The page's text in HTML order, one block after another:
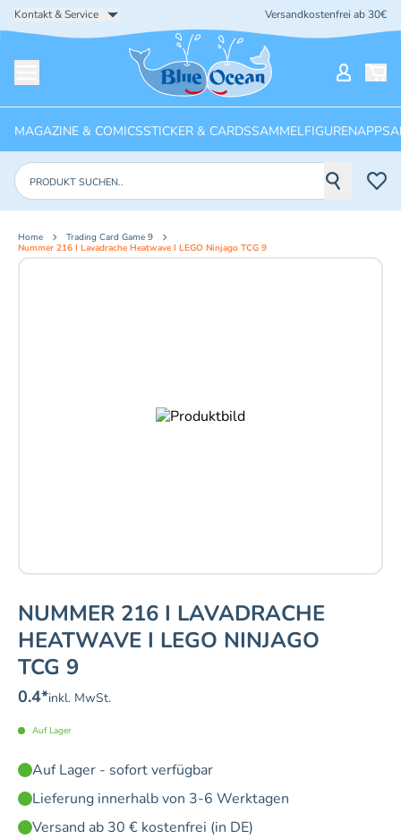
Kontakt & Service Versandkostenfrei ab 30€
Startseite
MAGAZINE & COMICSSTICKER & CARDSSAMMELFIGURENAPPS
Produkte suchen
Home
Trading Card Game 9
Nummer 216 I Lavadrache Heatwave I LEGO Ninjago TCG 9
NUMMER 216 I LAVADRACHE
HEATWAVE I LEGO NINJAGO
TCG 9
0.4*inkl. MwSt.
Auf Lager
Auf Lager - sofort verfügbar
Lieferung innerhalb von 3-6 Werktagen
Versand ab 30 € kostenfrei (in DE)